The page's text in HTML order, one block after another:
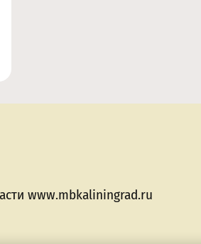
www.mbkaliningrad.ru